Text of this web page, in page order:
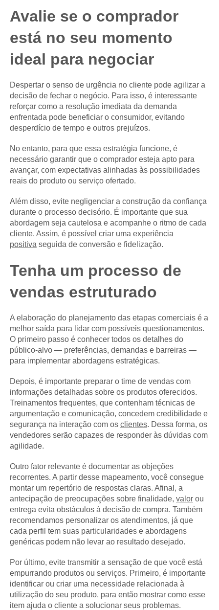
Avalie se o comprador
está no seu momento
ideal para negociar
Despertar o senso de urgência no cliente pode agilizar a
decisão de fechar o negócio. Para isso, é interessante
reforçar como a resolução imediata da demanda
enfrentada pode beneficiar o consumidor, evitando
desperdício de tempo e outros prejuízos.
No entanto, para que essa estratégia funcione, é
necessário garantir que o comprador esteja apto para
avançar, com expectativas alinhadas às possibilidades
reais do produto ou serviço ofertado.
Além disso, evite negligenciar a construção da confiança
durante o processo decisório. É importante que sua
abordagem seja cautelosa e acompanhe o ritmo de cada
cliente. Assim, é possível criar uma experiência
positiva seguida de conversão e fidelização.
Tenha um processo de
vendas estruturado
A elaboração do planejamento das etapas comerciais é a
melhor saída para lidar com possíveis questionamentos.
O primeiro passo é conhecer todos os detalhes do
público-alvo — preferências, demandas e barreiras —
para implementar abordagens estratégicas.
Depois, é importante preparar o time de vendas com
informações detalhadas sobre os produtos oferecidos.
Treinamentos frequentes, que contenham técnicas de
argumentação e comunicação, concedem credibilidade e
segurança na interação com os clientes. Dessa forma, os
vendedores serão capazes de responder às dúvidas com
agilidade.
Outro fator relevante é documentar as objeções
recorrentes. A partir desse mapeamento, você consegue
montar um repertório de respostas claras. Afinal, a
antecipação de preocupações sobre finalidade, valor ou
entrega evita obstáculos à decisão de compra. Também
recomendamos personalizar os atendimentos, já que
cada perfil tem suas particularidades e abordagens
genéricas podem não levar ao resultado desejado.
Por último, evite transmitir a sensação de que você está
empurrando produtos ou serviços. Primeiro, é importante
identificar ou criar uma necessidade relacionada à
utilização do seu produto, para então mostrar como esse
item ajuda o cliente a solucionar seus problemas.